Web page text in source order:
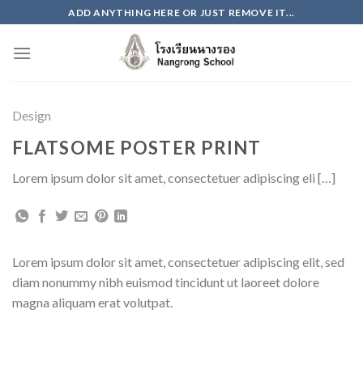
to
content
ADD ANYTHING HERE OR JUST REMOVE IT...
Design
FLATSOME POSTER PRINT
Lorem ipsum dolor sit amet, consectetuer adipiscing eli […]
Lorem ipsum dolor sit amet, consectetuer adipiscing elit, sed
diam nonummy nibh euismod tincidunt ut laoreet dolore
magna aliquam erat volutpat.